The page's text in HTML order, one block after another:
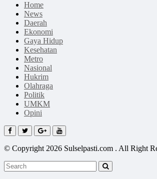
Home
News
Daerah
Ekonomi
Gaya Hidup
Kesehatan
Metro
Nasional
Hukrim
Olahraga
Politik
UMKM
Opini
© Copyright 2026 Sulselpasti.com . All Right